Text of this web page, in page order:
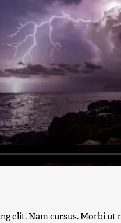
elit. Nam cursus. Morbi ut